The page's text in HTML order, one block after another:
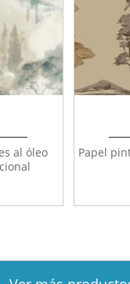
al óleo
Papel